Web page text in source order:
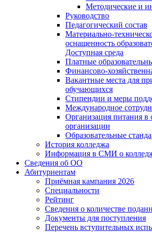
Методические и
Руководство
Педагогический состав
Материально-
оснащенность
Доступная среда
Платные
Финансово-
Вакантные места для
обучающихся
Стипендии и меры
Международное
Организация питания в
организации
Образовательные
История колледжа
Информация в СМИ о
Сведения об ОО
Абитуриентам
Приёмная кампания 2026
Специальности
Рейтинг
Сведения о количестве
Документы для поступления
Перечень вступительных